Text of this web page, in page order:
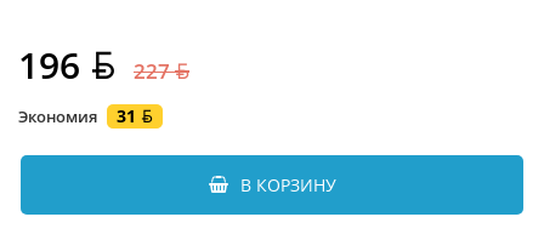
196 227
Экономия 31
В КОРЗИНУ